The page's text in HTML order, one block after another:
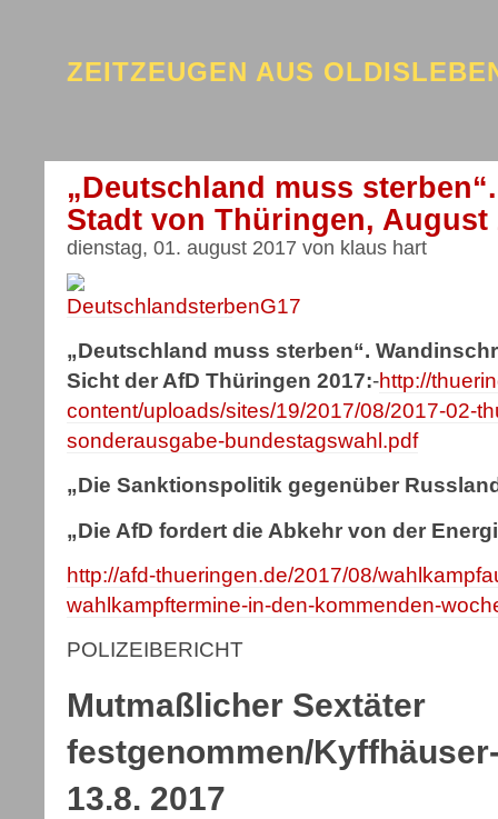
ZEITZEUGEN AUS
„Deutschland muss
Stadt von Thüringen, August
dienstag, 01. august 2017 von klaus hart
„Deutschland muss sterben“.
Sicht der AfD Thüringen 2017:-http://
content/uploads/sites/19/2017/08/2017-02-
sonderausgabe-bundestagswahl.pdf
„Die Sanktionspolitik gegenüber
„Die AfD fordert die Abkehr von der
http://afd-thueringen.de/2017/08/
wahlkampftermine-in-den-kommenden-
POLIZEIBERICHT
Mutmaßlicher Sextäter
festgenommen/
13.8. 2017